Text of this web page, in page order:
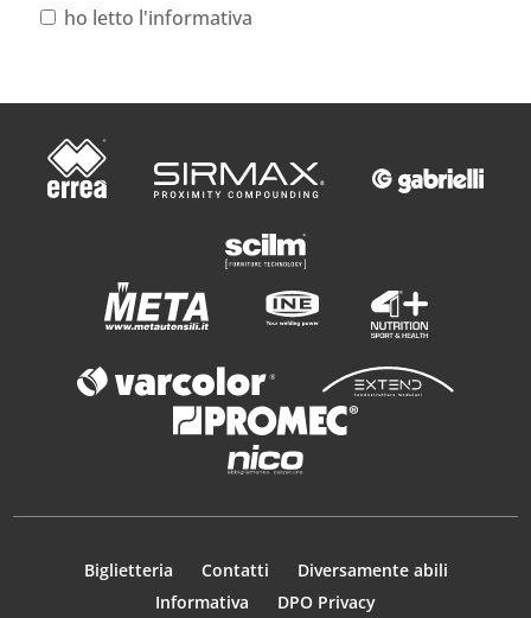
ho letto l'informativa
Biglietteria Contatti
Diversamente abili
Informativa
DPO Privacy